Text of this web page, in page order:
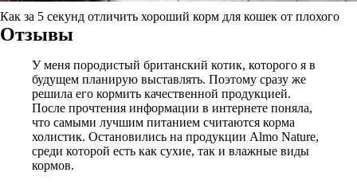
Как за 5 секунд отличить хороший корм для кошек от плохого
Отзывы
У меня породистый британский котик, которого я в
будущем планирую выставлять. Поэтому сразу же
решила его кормить качественной продукцией.
После прочтения информации в интернете поняла,
что самыми лучшим питанием считаются корма
холистик. Остановились на продукции Almo Nature,
среди которой есть как сухие, так и влажные виды
кормов.